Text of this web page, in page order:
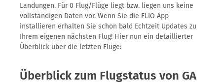
Landungen. Für 0 Flug/Flüge liegt bzw. liegen uns keine
vollständigen Daten vor. Wenn Sie die FLIO App
installieren erhalten Sie schon bald Echtzeit Updates zu
Ihrem eigenen nächsten Flug! Hier nun ein detaillierter
Überblick über die letzten Flüge:
Überblick zum Flugstatus von GA